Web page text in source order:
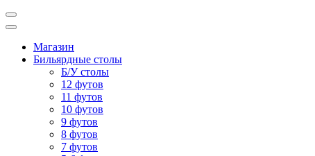
Магазин
Бильярдные столы
Б/У столы
12 футов
11 футов
10 футов
9 футов
8 футов
7 футов